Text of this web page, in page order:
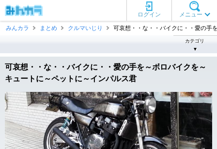
メニュー
ログイン
みんカラ
まとめ クルマいじり 可哀想・・な・・バイクに・・愛の手
カテゴリ
▼
可哀想・・な・・バイクに・・愛の手を～ボロバイクを～
キュートに～ペットに～インパルス君